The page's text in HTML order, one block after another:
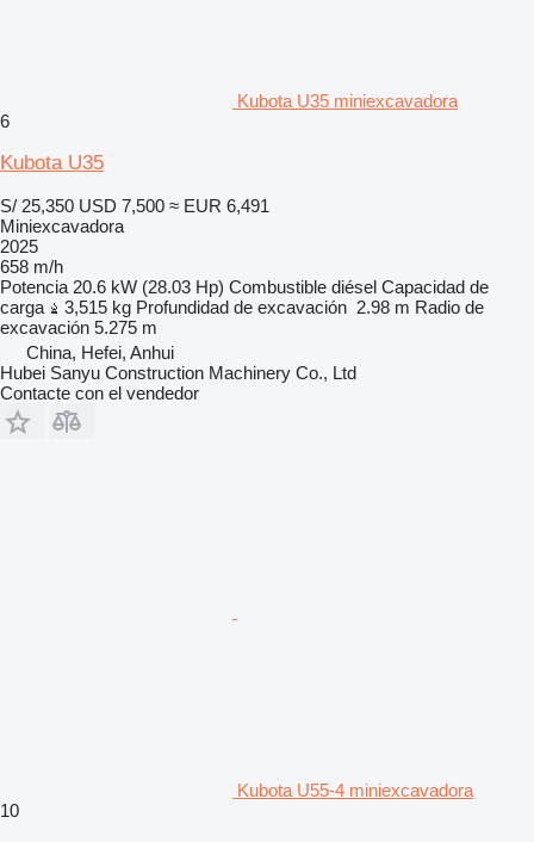
Kubota U35 miniexcavadora
6
Kubota U35
S/ 25,350 USD 7,500 ≈ EUR 6,491
Miniexcavadora
2025
658 m/h
Potencia 20.6 kW (28.03 Hp) Combustible diésel Capacidad de
carga
3,515 kg Profundidad de excavación 2.98 m Radio de
excavación 5.275 m
China, Hefei, Anhui
Hubei Sanyu Construction Machinery Co., Ltd
Contacte con el vendedor
Kubota U55-4 miniexcavadora
10